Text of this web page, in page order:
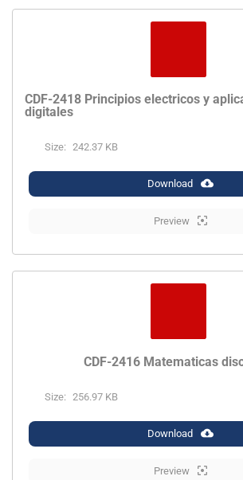
CDF-2418 Principios electricos y
digitales
Size: 242.37 KB
Download
Preview
CDF-2416 Matematicas
Size: 256.97 KB
Download
Preview